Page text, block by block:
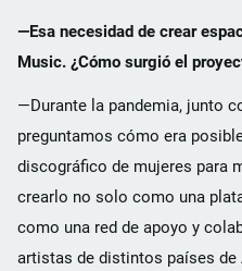
—Esa necesidad de crear
Music. ¿Cómo surgió el
—Durante la pandemia, junto
preguntamos cómo era
discográfico de mujeres para
crearlo no solo como una
como una red de apoyo y
artistas de distintos países de